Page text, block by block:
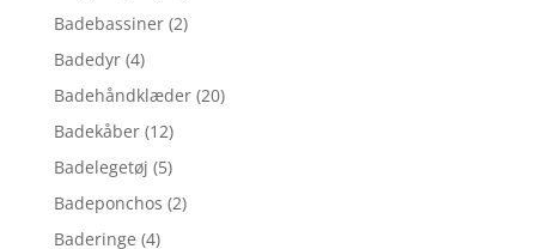
Badebassiner (2)
Badedyr (4)
Badehåndklæder (20)
Badekåber (12)
Badelegetøj (5)
Badeponchos (2)
Baderinge (4)